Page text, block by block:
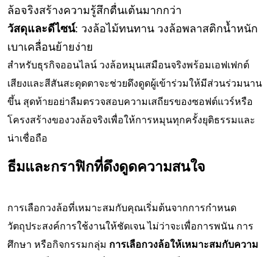
ล้อจริงสร้างความรู้สึกตื่นเต้นมากกว่า
วัสดุและดีไซน์: วงล้อไม้ทนทาน วงล้อพลาสติกน้ำหนัก
เบาเคลื่อนย้ายง่าย
สำหรับธุรกิจออนไลน์ วงล้อหมุนเสมือนจริงพร้อมเอฟเฟกต์
เสียงและสีสันสะดุดตาจะช่วยดึงดูดผู้เข้าร่วมให้มีส่วนร่วมนาน
ขึ้น สุดท้ายอย่าลืมตรวจสอบความเสถียรของซอฟต์แวร์หรือ
โครงสร้างของวงล้อจริงเพื่อให้การหมุนทุกครั้งยุติธรรมและ
น่าเชื่อถือ
ธีมและกราฟิกที่ดึงดูดความสนใจ
การเลือกวงล้อที่เหมาะสมกับคุณเริ่มต้นจากการกำหนด
วัตถุประสงค์การใช้งานให้ชัดเจน ไม่ว่าจะเพื่อการพนัน การ
ศึกษา หรือกิจกรรมกลุ่ม การเลือกวงล้อให้เหมาะสมกับความ